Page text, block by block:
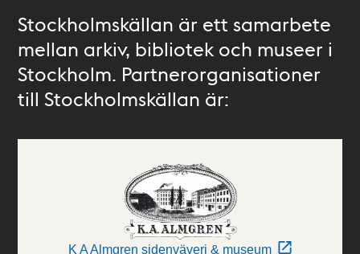
Stockholmskällan är ett samarbete
mellan arkiv, bibliotek och museer i
Stockholm. Partnerorganisationer
till Stockholmskällan är:
K A Almgren sidenväveri & museum